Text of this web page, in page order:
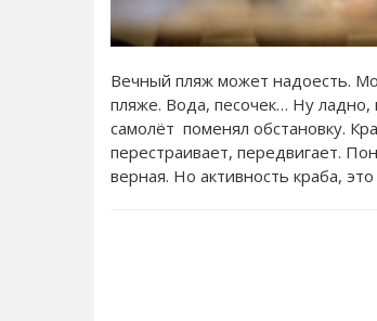
Вечный пляж может надоесть.
пляже. Вода, песочек… Ну
самолёт поменял обстановку.
перестраивает, передвигает.
верная. Но активность краба,